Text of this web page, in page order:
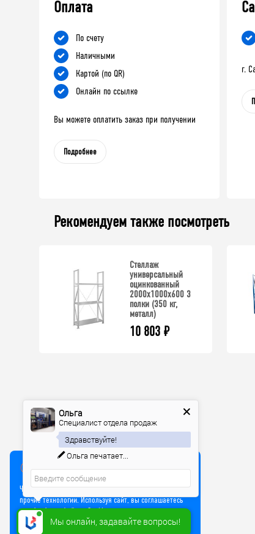
Оплата
По счету
Наличными
Картой (по QR)
Онлайн по ссылке
Вы можете оплатить заказ при получении
Подробнее
г.
Рекомендуем также посмотреть
Стеллаж
универсальный
оцинкованный
2000x1000x600 3
полки (350 кг,
металл)
10 803 ₽
Мы используем куки
Чтобы улучшить работу сайта, мы используем Cookie и
прочие технологии. Используя сайт, вы соглашаетесь
на обработку файлов Cookie
Мы онлайн, задавайте вопросы!
Ольга
Специалист отдела продаж
Здравствуйте!
Ольга печатает...